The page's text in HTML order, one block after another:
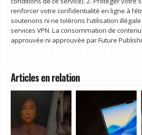
renforcer votre confidentialité en ligne à
soutenons ni ne tolérons l'utilisation
services VPN. La consommation de
approuvée ni approuvée par Future
Articles en relation